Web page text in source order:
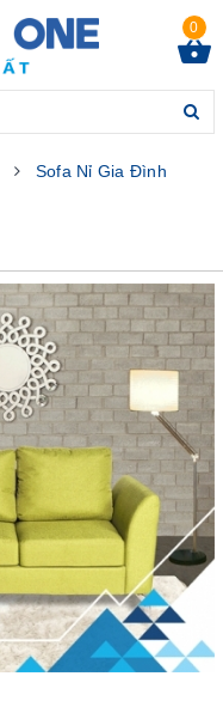
0
Sofa Nỉ Gia Đình